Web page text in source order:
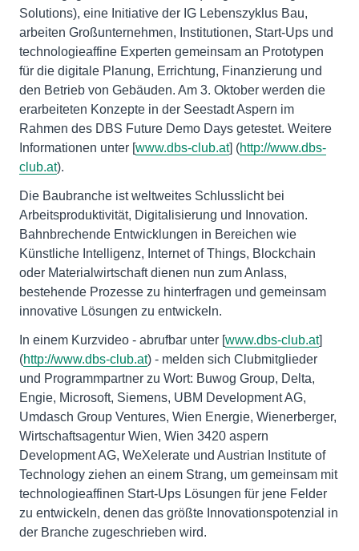
Solutions), eine Initiative der IG Lebenszyklus Bau,
arbeiten Großunternehmen, Institutionen, Start-Ups und
technologieaffine Experten gemeinsam an Prototypen
für die digitale Planung, Errichtung, Finanzierung und
den Betrieb von Gebäuden. Am 3. Oktober werden die
erarbeiteten Konzepte in der Seestadt Aspern im
Rahmen des DBS Future Demo Days getestet. Weitere
Informationen unter [www.dbs-club.at] (http://www.dbs-
club.at).
Die Baubranche ist weltweites Schlusslicht bei
Arbeitsproduktivität, Digitalisierung und Innovation.
Bahnbrechende Entwicklungen in Bereichen wie
Künstliche Intelligenz, Internet of Things, Blockchain
oder Materialwirtschaft dienen nun zum Anlass,
bestehende Prozesse zu hinterfragen und gemeinsam
innovative Lösungen zu entwickeln.
In einem Kurzvideo - abrufbar unter [www.dbs-club.at]
(http://www.dbs-club.at) - melden sich Clubmitglieder
und Programmpartner zu Wort: Buwog Group, Delta,
Engie, Microsoft, Siemens, UBM Development AG,
Umdasch Group Ventures, Wien Energie, Wienerberger,
Wirtschaftsagentur Wien, Wien 3420 aspern
Development AG, WeXelerate und Austrian Institute of
Technology ziehen an einem Strang, um gemeinsam mit
technologieaffinen Start-Ups Lösungen für jene Felder
zu entwickeln, denen das größte Innovationspotenzial in
der Branche zugeschrieben wird.